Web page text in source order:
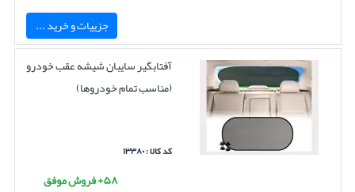
جزییات و خرید ...
آفتابگیر سایبان شیشه عقب خودرو
(مناسب تمام خودروها)
کد کالا : ۱۳۳۸۰
۵۸+ فروش موفق